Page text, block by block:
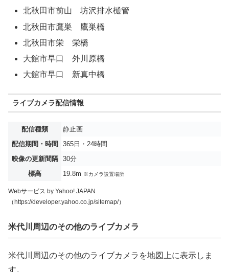
北秋田市前山 坊沢排水樋管
北秋田市鷹巣 鷹巣橋
北秋田市栄 栄橋
大館市早口 外川原橋
大館市早口 新真中橋
ライブカメラ配信情報
配信種類
静止画
配信期間・時間
365日・24時間
映像の更新間隔
30分
標高
19.8m ※カメラ設置場所
Webサービス by Yahoo! JAPAN
（https://developer.yahoo.co.jp/sitemap/）
米代川周辺のその他のライブカメラ
米代川周辺のその他のライブカメラを地図上に表示しま
す。